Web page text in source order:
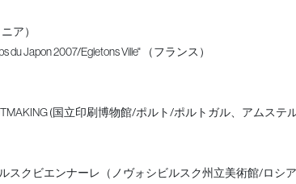
ア）
du Japon 2007/Egletons Ville" （フランス）
(国立印刷博物館/ポルト/ポルトガル、アムステ
スクビエンナーレ（ノヴォシビルスク州立美術館/ロシア